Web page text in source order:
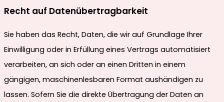
Recht auf Daten­übertrag­barkeit
Sie haben das Recht, Daten, die wir auf Grundlage Ihrer
Einwilligung oder in Erfüllung eines Vertrags automatisiert
verarbeiten, an sich oder an einen Dritten in einem
gängigen, maschinenlesbaren Format aushändigen zu
lassen. Sofern Sie die direkte Übertragung der Daten an